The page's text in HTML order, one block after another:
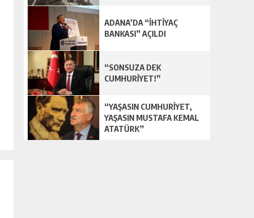
ADANA’DA “İHTİYAÇ
BANKASI” AÇILDI
“SONSUZA DEK
CUMHURİYET!”
“YAŞASIN CUMHURİYET,
YAŞASIN MUSTAFA KEMAL
ATATÜRK”